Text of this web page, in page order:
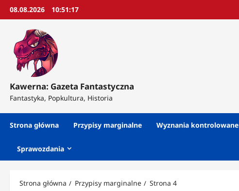
Przejdź
08.08.2026 10:51:20
Kawerna: Gazeta Fantastyczna
Fantastyka, Popkultura, Historia
Strona główna Przypisy marginalne Wyznania kontrolowane
Sprawozdania
Strona główna Przypisy marginalne Strona 4